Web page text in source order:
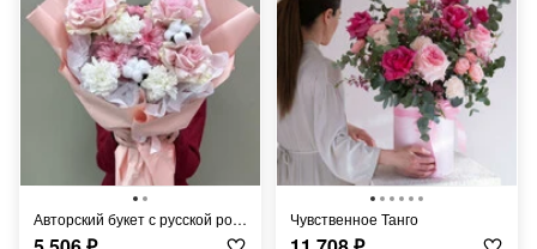
Авторский букет с русской розой Чувственное Танго